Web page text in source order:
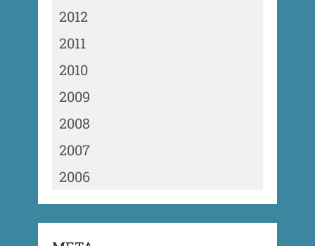
2012
2011
2010
2009
2008
2007
2006